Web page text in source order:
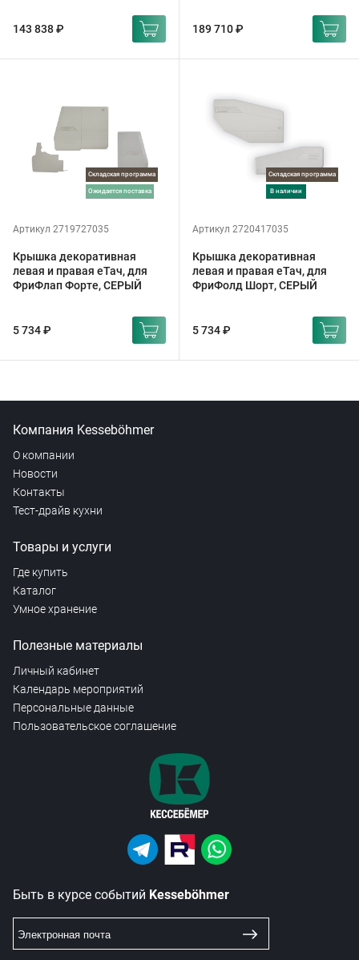
143 838 ₽ 189 710 ₽
Складская программа
ожидается поставка
Артикул 2719727035
Крышка декоративная
левая и правая еТач, для
ФриФлап Форте, СЕРЫЙ
5 734 ₽
Складская программа
в наличии
Артикул 2720417035
Крышка декоративная
левая и правая еТач, для
ФриФолд Шорт, СЕРЫЙ
5 734 ₽
Компания Kesseböhmer
О компании
Новости
Контакты
Тест-драйв кухни
Товары и услуги
Где купить
Каталог
Умное хранение
Полезные материалы
Личный кабинет
Календарь мероприятий
Персональные данные
Пользовательское соглашение
Быть в курсе событий Kesseböhmer